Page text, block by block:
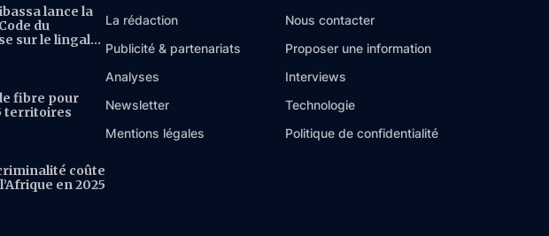
lance la
du
sur le lingala
fibre pour
territoires
coûte
en 2025
La rédaction
Nous contacter
Publicité & partenariats
Proposer une information
Analyses
Interviews
Newsletter
Technologie
Mentions légales
Politique de confidentialité